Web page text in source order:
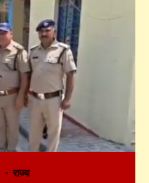
राज्य